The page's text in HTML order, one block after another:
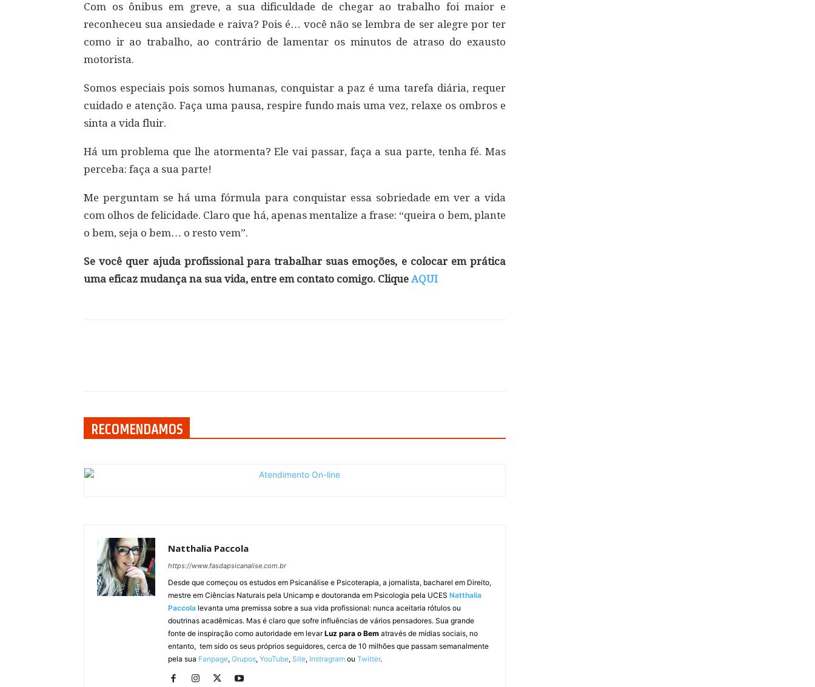
Com os ônibus em greve, a sua dificuldade de chegar ao trabalho foi maior e
reconheceu sua ansiedade e raiva? Pois é… você não se lembra de ser alegre por ter
como ir ao trabalho, ao contrário de lamentar os minutos de atraso do exausto
motorista.
Somos especiais pois somos humanas, conquistar a paz é uma tarefa diária, requer
cuidado e atenção. Faça uma pausa, respire fundo mais uma vez, relaxe os ombros e
sinta a vida fluir.
Há um problema que lhe atormenta? Ele vai passar, faça a sua parte, tenha fé. Mas
perceba: faça a sua parte!
Me perguntam se há uma fórmula para conquistar essa sobriedade em ver a vida
com olhos de felicidade. Claro que há, apenas mentalize a frase: “queira o bem, plante
o bem, seja o bem… o resto vem”.
Se você quer ajuda profissional para trabalhar suas emoções, e colocar em prática
uma eficaz mudança na sua vida, entre em contato comigo. Clique AQUI
RECOMENDAMOS
Natthalia Paccola
https://www.fasdapsicanalise.com.br
Desde que começou os estudos em Psicanálise e Psicoterapia, a jornalista, bacharel em Direito,
mestre em Ciências Naturais pela Unicamp e doutoranda em Psicologia pela UCES Natthalia
Paccola levanta uma premissa sobre a sua vida profissional: nunca aceitaria rótulos ou
doutrinas acadêmicas. Mas é claro que sofre influências de vários pensadores. Sua grande
fonte de inspiração como autoridade em levarLuz para o Bem através de mídias sociais, no
entanto, tem sido os seus próprios seguidores, cerca de 10 milhões que passam semanalmente
pela sua Fanpage, Grupos, YouTube, Site, Instragram ou Twitter.